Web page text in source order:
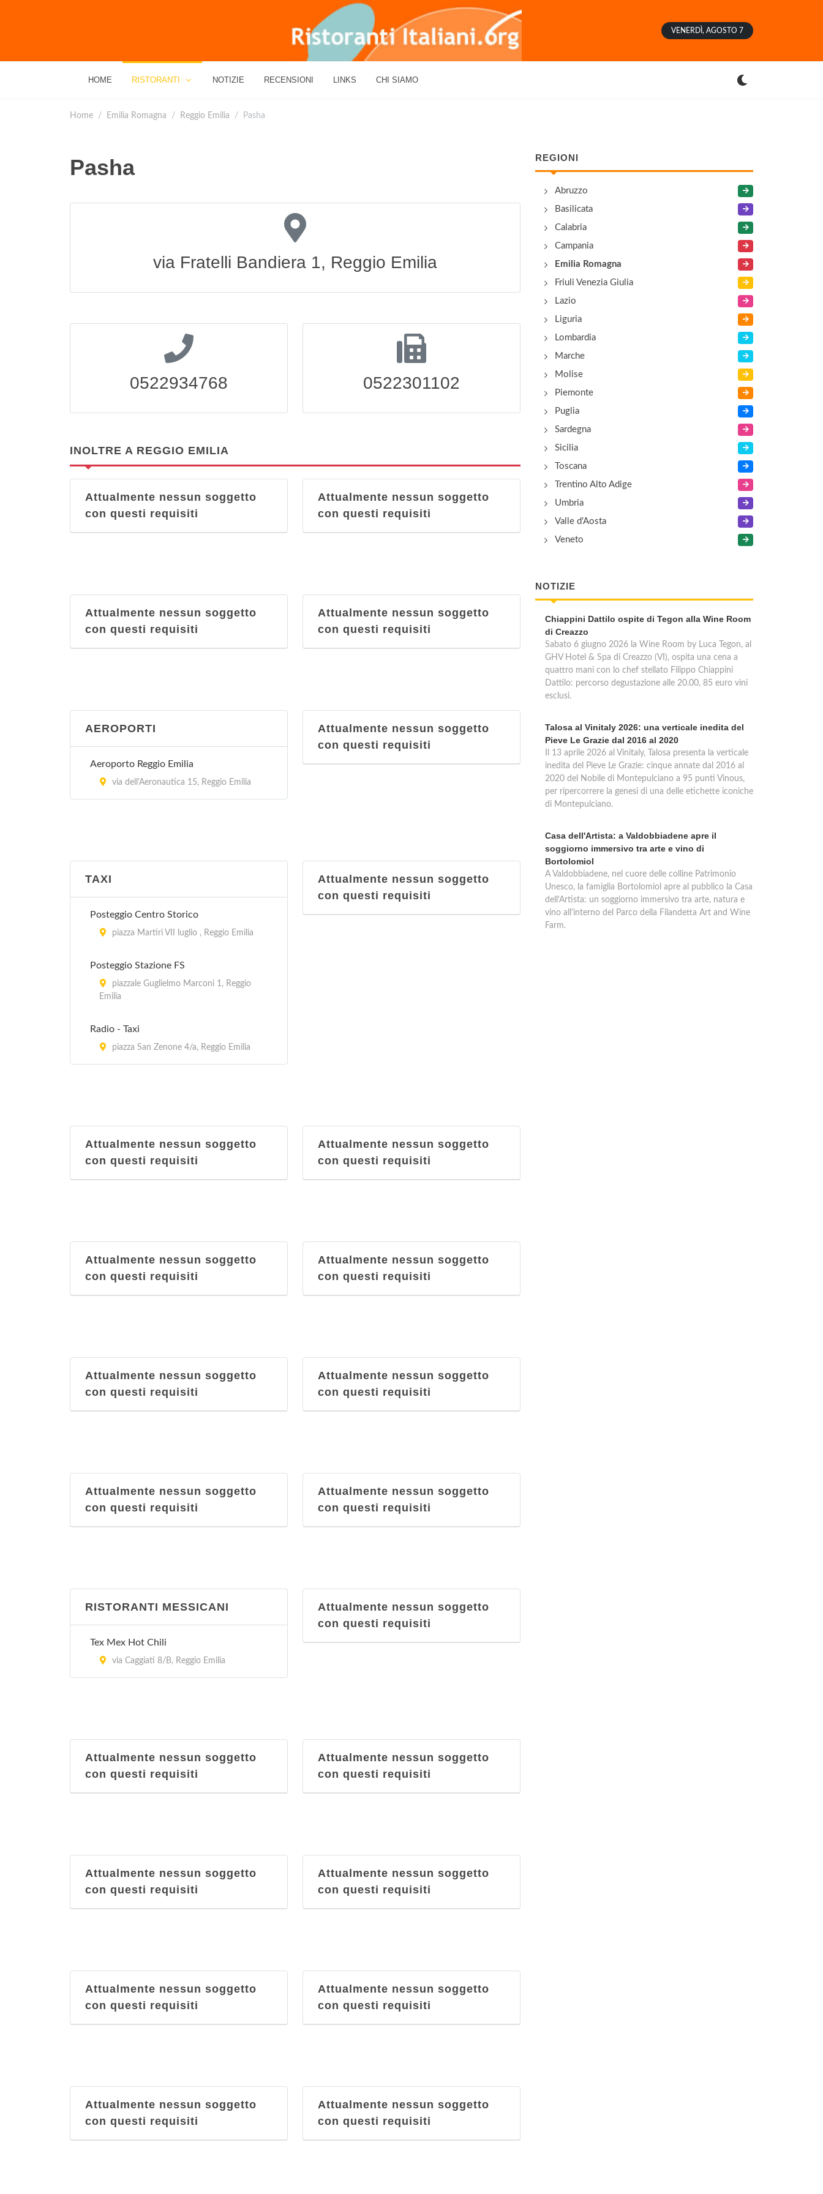
VENERDÌ, AGOSTO 7
HOME RISTORANTI NOTIZIE RECENSIONI LINKS CHI SIAMO
Home Emilia Romagna Reggio Emilia Pasha
Pasha
via Fratelli Bandiera 1, Reggio Emilia
0522934768 0522301102
INOLTRE A REGGIO EMILIA
Attualmente nessun soggetto
con questi requisiti
Attualmente nessun soggetto
con questi requisiti
Attualmente nessun soggetto
con questi requisiti
Attualmente nessun soggetto
con questi requisiti
AEROPORTI
Aeroporto Reggio Emilia
via dell'Aeronautica 15, Reggio Emilia
Attualmente nessun soggetto
con questi requisiti
TAXI
Posteggio Centro Storico
piazza Martiri VII luglio , Reggio Emilia
Posteggio Stazione FS
piazzale Guglielmo Marconi 1, Reggio
Emilia
Radio - Taxi
piazza San Zenone 4/a, Reggio Emilia
Attualmente nessun soggetto
con questi requisiti
Attualmente nessun soggetto
con questi requisiti
Attualmente nessun soggetto
con questi requisiti
Attualmente nessun soggetto
con questi requisiti
Attualmente nessun soggetto
con questi requisiti
Attualmente nessun soggetto
con questi requisiti
Attualmente nessun soggetto
con questi requisiti
Attualmente nessun soggetto
con questi requisiti
Attualmente nessun soggetto
con questi requisiti
RISTORANTI MESSICANI
Tex Mex Hot Chili
via Caggiati 8/B, Reggio Emilia
Attualmente nessun soggetto
con questi requisiti
Attualmente nessun soggetto
con questi requisiti
Attualmente nessun soggetto
con questi requisiti
Attualmente nessun soggetto
con questi requisiti
Attualmente nessun soggetto
con questi requisiti
Attualmente nessun soggetto
con questi requisiti
Attualmente nessun soggetto
con questi requisiti
Attualmente nessun soggetto
con questi requisiti
Attualmente nessun soggetto
con questi requisiti
REGIONI
Abruzzo
Basilicata
Calabria
Campania
Emilia Romagna
Friuli Venezia Giulia
Lazio
Liguria
Lombardia
Marche
Molise
Piemonte
Puglia
Sardegna
Sicilia
Toscana
Trentino Alto Adige
Umbria
Valle d'Aosta
Veneto
NOTIZIE
Chiappini Dattilo ospite di Tegon alla Wine Room
di Creazzo
Sabato 6 giugno 2026 la Wine Room by Luca Tegon, al
GHV Hotel & Spa di Creazzo (VI), ospita una cena a
quattro mani con lo chef stellato Filippo Chiappini
Dattilo: percorso degustazione alle 20.00, 85 euro vini
esclusi.
Talosa al Vinitaly 2026: una verticale inedita del
Pieve Le Grazie dal 2016 al 2020
Il 13 aprile 2026 al Vinitaly, Talosa presenta la verticale
inedita del Pieve Le Grazie: cinque annate dal 2016 al
2020 del Nobile di Montepulciano a 95 punti Vinous,
per ripercorrere la genesi di una delle etichette iconiche
di Montepulciano.
Casa dell'Artista: a Valdobbiadene apre il
soggiorno immersivo tra arte e vino di
Bortolomiol
A Valdobbiadene, nel cuore delle colline Patrimonio
Unesco, la famiglia Bortolomiol apre al pubblico la Casa
dell'Artista: un soggiorno immersivo tra arte, natura e
vino all'interno del Parco della Filandetta Art and Wine
Farm.